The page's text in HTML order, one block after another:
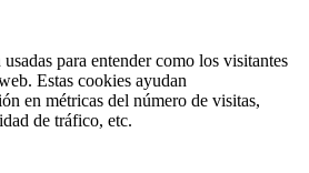
para entender como los visitantes
Estas cookies ayudan
en métricas del número de visitas,
de tráfico, etc.